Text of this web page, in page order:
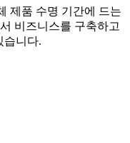
제품 수명 기간에 드는
비즈니스를 구축하고
습니다.